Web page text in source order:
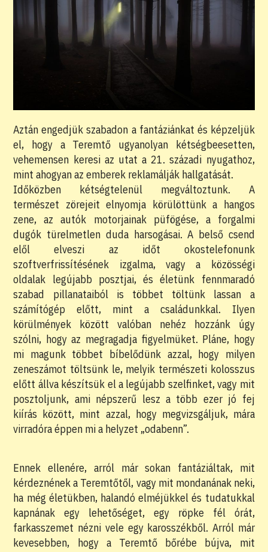
Aztán engedjük szabadon a fantáziánkat és képzeljük
el, hogy a Teremtő ugyanolyan kétségbeesetten,
vehemensen keresi az utat a 21. századi nyugathoz,
mint ahogyan az emberek reklamálják hallgatását.
Időközben kétségtelenül megváltoztunk. A
természet zörejeit elnyomja körülöttünk a hangos
zene, az autók motorjainak püfögése, a forgalmi
dugók türelmetlen duda harsogásai. A belső csend
elől elveszi az időt okostelefonunk
szoftverfrissítésének izgalma, vagy a közösségi
oldalak legújabb posztjai, és életünk fennmaradó
szabad pillanataiból is többet töltünk lassan a
számítógép előtt, mint a családunkkal. Ilyen
körülmények között valóban nehéz hozzánk úgy
szólni, hogy az megragadja figyelmüket. Pláne, hogy
mi magunk többet bíbelődünk azzal, hogy milyen
zeneszámot töltsünk le, melyik természeti kolosszus
előtt állva készítsük el a legújabb szelfinket, vagy mit
posztoljunk, ami népszerű lesz a több ezer jó fej
kiírás között, mint azzal, hogy megvizsgáljuk, mára
virradóra éppen mi a helyzet „odabenn”.
Ennek ellenére, arról már sokan fantáziáltak, mit
kérdeznének a Teremtőtől, vagy mit mondanának neki,
ha még életükben, halandó elméjükkel és tudatukkal
kapnának egy lehetőséget, egy röpke fél órát,
farkasszemet nézni vele egy karosszékből. Arról már
kevesebben, hogy a Teremtő bőrébe bújva, mit